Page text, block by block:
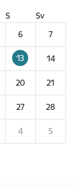
S
Sv
6 7
13 14
20 21
27 28
4 5